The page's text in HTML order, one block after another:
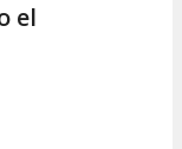
el